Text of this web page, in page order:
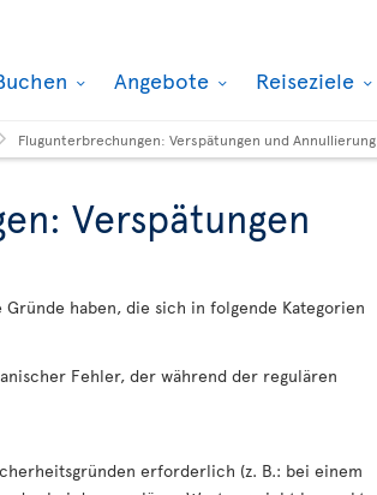
Angebote Reiseziele
Flugunterbrechungen: Verspätungen und Annullierung
Verspätungen
haben, die sich in folgende Kategorien
Fehler, der während der regulären
erforderlich (z. B.: bei einem